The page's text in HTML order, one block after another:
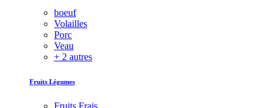
boeuf
Volailles
Porc
Veau
+ 2 autres
Fruits Légumes
Fruits Frais